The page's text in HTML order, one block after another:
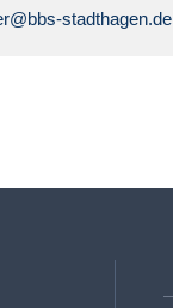
stadthagen.de